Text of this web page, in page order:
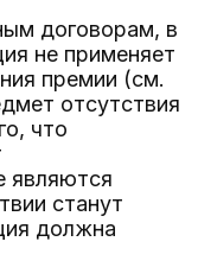
договорам, в
не применяет
премии (см.
отсутствия
что
являются
станут
должна